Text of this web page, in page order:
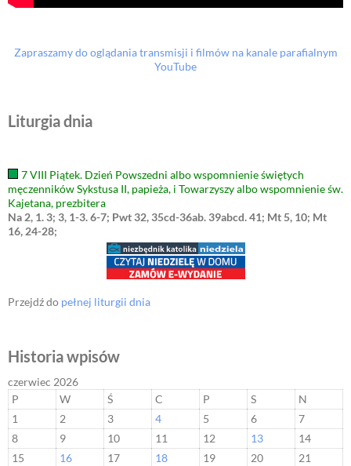
Zapraszamy do oglądania transmisji i filmów na kanale parafialnym
YouTube
Liturgia dnia
7 VIII Piątek. Dzień Powszedni albo wspomnienie świętych
męczenników Sykstusa II, papieża, i Towarzyszy albo wspomnienie św.
Kajetana, prezbitera
Na 2, 1. 3; 3, 1-3. 6-7; Pwt 32, 35cd-36ab. 39abcd. 41; Mt 5, 10; Mt
16, 24-28;
Przejdź do pełnej liturgii dnia
Historia wpisów
czerwiec 2026
P
W Ś C P S
N
1
2 3 4 5 6
7
8
9 10 11 12 13
14
15
16 17 18 19 20
21